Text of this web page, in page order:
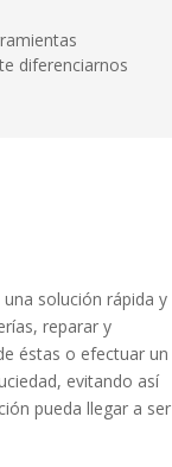
diferenciarnos
solución rápida y
reparar y
éstas o efectuar un
evitando así
pueda llegar a ser